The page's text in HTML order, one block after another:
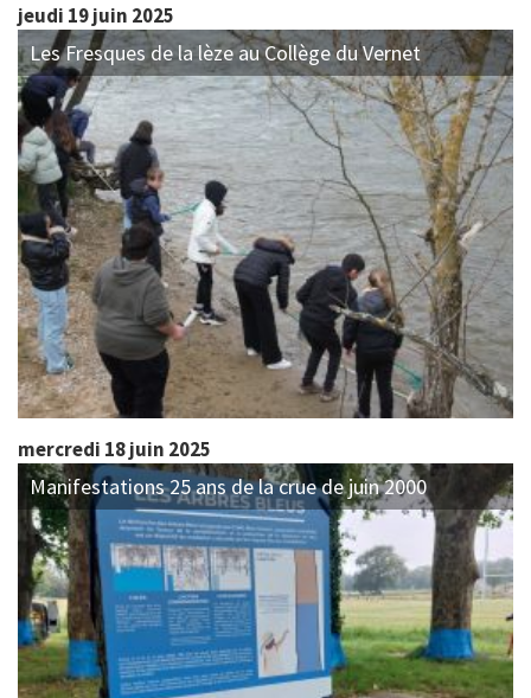
jeudi 19 juin 2025
Les Fresques de la lèze au Collège du Vernet
mercredi 18 juin 2025
Manifestations 25 ans de la crue de juin 2000